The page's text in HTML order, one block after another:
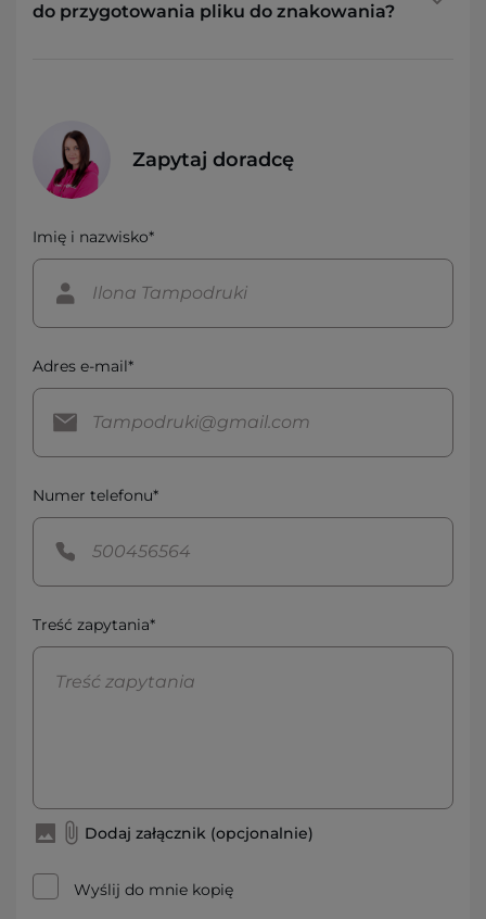
do przygotowania pliku do znakowania?
Zapytaj doradcę
Imię i nazwisko*
Adres e-mail*
Numer telefonu*
Treść zapytania*
Dodaj załącznik (opcjonalnie)
Wyślij do mnie kopię